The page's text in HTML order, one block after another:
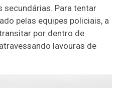
secundárias. Para tentar
pelas equipes policiais, a
por dentro de
lavouras de